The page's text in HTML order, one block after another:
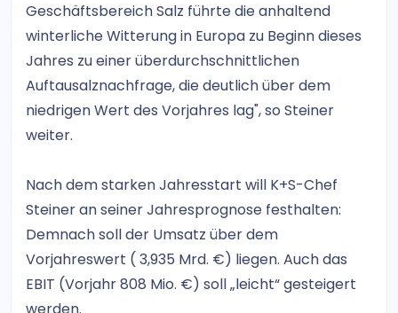
Geschäftsbereich Salz führte die anhaltend
winterliche Witterung in Europa zu Beginn dieses
Jahres zu einer überdurchschnittlichen
Auftausalznachfrage, die deutlich über dem
niedrigen Wert des Vorjahres lag", so Steiner
weiter.
Nach dem starken Jahresstart will K+S-Chef
Steiner an seiner Jahresprognose festhalten:
Demnach soll der Umsatz über dem
Vorjahreswert ( 3,935 Mrd. €) liegen. Auch das
EBIT (Vorjahr 808 Mio. €) soll „leicht“ gesteigert